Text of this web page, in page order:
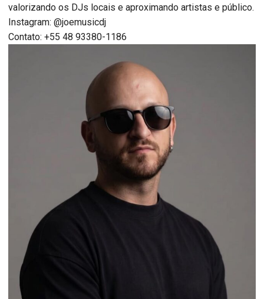
valorizando os DJs locais e aproximando artistas e público.
Instagram: @joemusicdj
Contato: +55 48 93380-1186